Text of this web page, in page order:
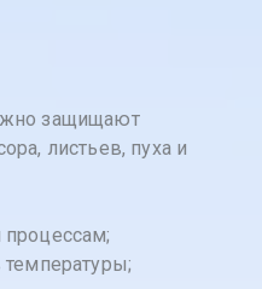
защищают
листьев, пуха и
температуры;